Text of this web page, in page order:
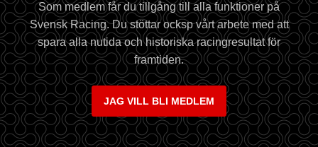
Som medlem får du tillgång till alla funktioner på
Svensk Racing. Du stöttar ocksp vårt arbete med att
spara alla nutida och historiska racingresultat för
framtiden.
JAG VILL BLI MEDLEM